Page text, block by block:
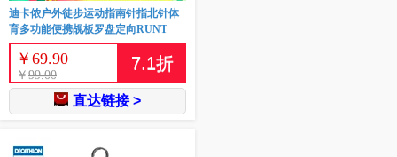
迪卡侬户外徒步运动指南针指北针体
育多功能便携觇板罗盘定向RUNT
￥ 69.90
￥ 99.00
7.1折
直达链接 >